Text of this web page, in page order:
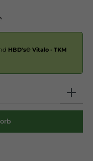
HBD's® Vitalo - TKM